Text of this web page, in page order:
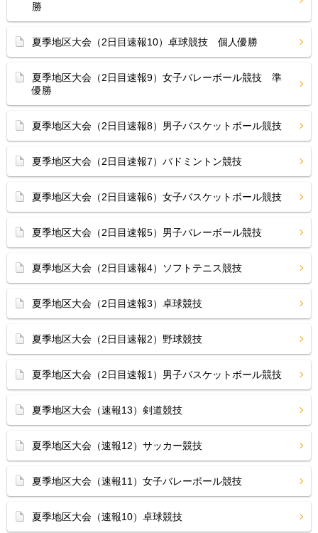
勝
夏季地区大会（2日目速報10）卓球競技 個人優勝
夏季地区大会（2日目速報9）女子バレーボール競技 準
優勝
夏季地区大会（2日目速報8）男子バスケットボール競技
夏季地区大会（2日目速報7）バドミントン競技
夏季地区大会（2日目速報6）女子バスケットボール競技
夏季地区大会（2日目速報5）男子バレーボール競技
夏季地区大会（2日目速報4）ソフトテニス競技
夏季地区大会（2日目速報3）卓球競技
夏季地区大会（2日目速報2）野球競技
夏季地区大会（2日目速報1）男子バスケットボール競技
夏季地区大会（速報13）剣道競技
夏季地区大会（速報12）サッカー競技
夏季地区大会（速報11）女子バレーボール競技
夏季地区大会（速報10）卓球競技